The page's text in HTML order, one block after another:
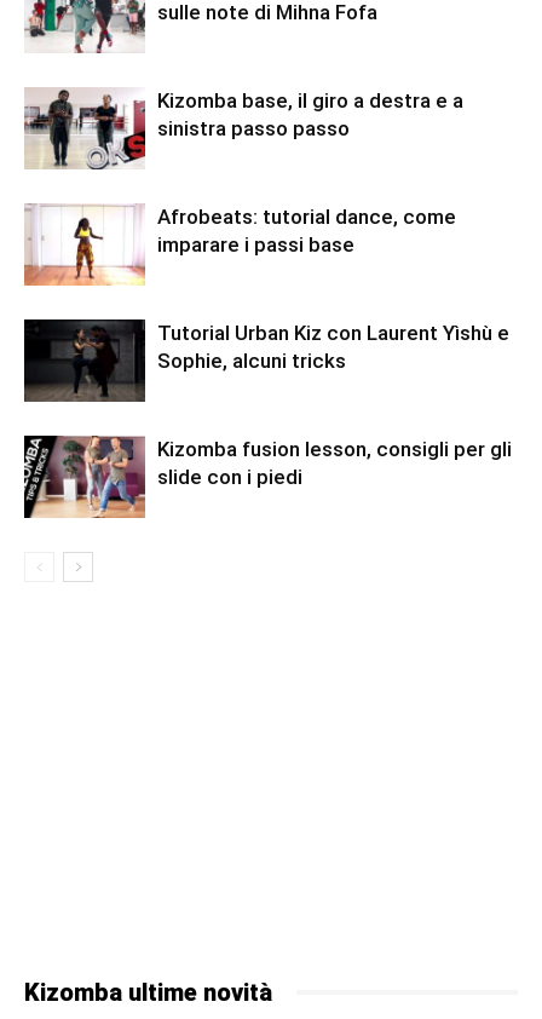
sulle note di Mihna Fofa
Kizomba base, il giro a destra e a
sinistra passo passo
Afrobeats: tutorial dance, come
imparare i passi base
Tutorial Urban Kiz con Laurent Yìshù e
Sophie, alcuni tricks
Kizomba fusion lesson, consigli per gli
slide con i piedi
Kizomba ultime novità